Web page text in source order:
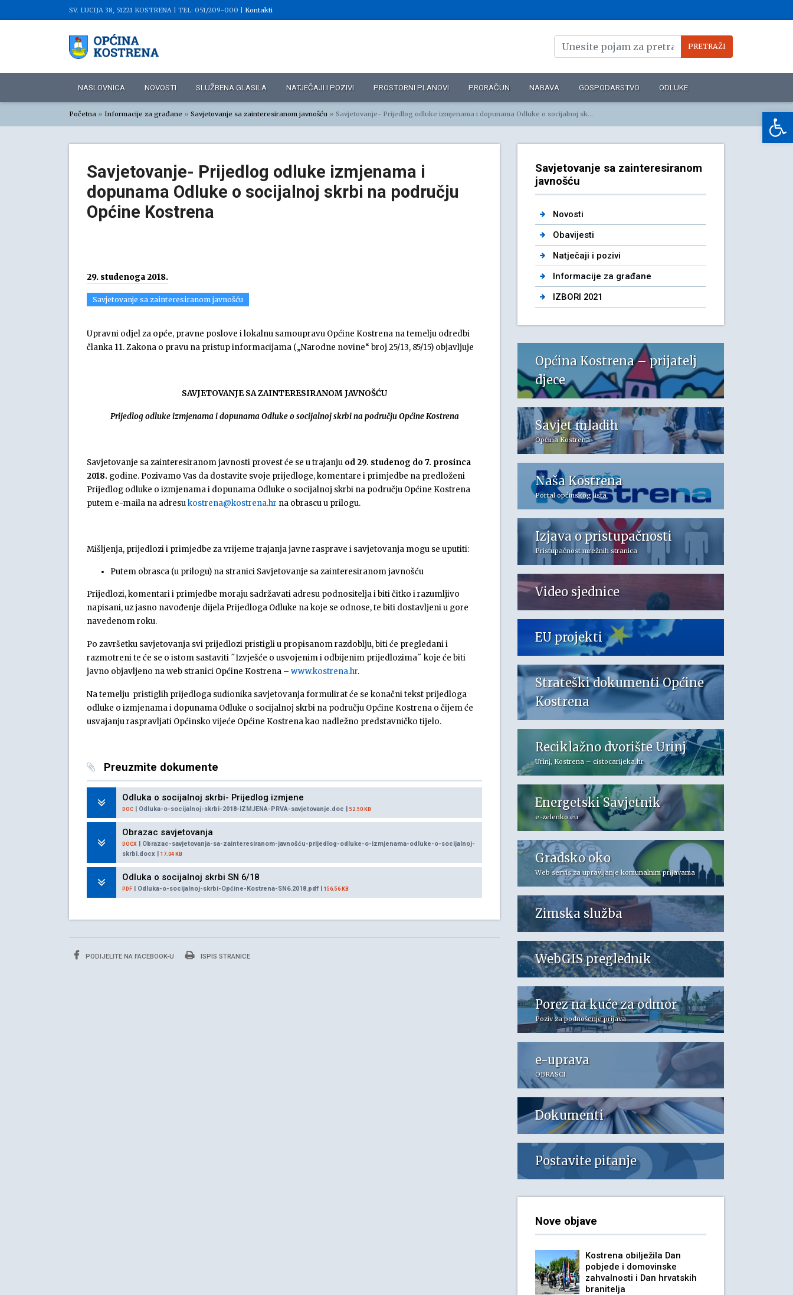
SV. LUCIJA 38, 51221 KOSTRENA | TEL: 051/209-000 | Kontakti
NASLOVNICA NOVOSTI SLUŽBENA GLASILA NATJEČAJI I POZIVI PROSTORNI PLANOVI PRORAČUN NABAVA GOSPODARSTVO ODLUKE
Početna » Informacije za građane » Savjetovanje sa zainteresiranom javnošću » Savjetovanje- Prijedlog odluke izmjenama i dopunama Odluke o socijalnoj skrbi na području Općine Kostrena
Savjetovanje- Prijedlog odluke izmjenama i
dopunama Odluke o socijalnoj skrbi na području
Općine Kostrena
29. studenoga 2018.
Savjetovanje sa zainteresiranom javnošću
Upravni odjel za opće, pravne poslove i lokalnu samoupravu Općine Kostrena na temelju odredbi
članka 11. Zakona o pravu na pristup informacijama („Narodne novine“ broj 25/13, 85/15) objavljuje
SAVJETOVANJE SA ZAINTERESIRANOM JAVNOŠĆU
Prijedlog odluke izmjenama i dopunama Odluke o socijalnoj skrbi na području Općine Kostrena
Savjetovanje sa zainteresiranom javnosti provest će se u trajanju od 29. studenog do 7. prosinca
2018. godine. Pozivamo Vas da dostavite svoje prijedloge, komentare i primjedbe na predloženi
Prijedlog odluke o izmjenama i dopunama Odluke o socijalnoj skrbi na području Općine Kostrena
putem e-maila na adresukostrena@kostrena.hr na obrascu u prilogu.
Mišljenja, prijedlozi i primjedbe za vrijeme trajanja javne rasprave i savjetovanja mogu se uputiti:
Putem obrasca (u prilogu) na stranici Savjetovanje sa zainteresiranom javnošću
Prijedlozi, komentari i primjedbe moraju sadržavati adresu podnositelja i biti čitko i razumljivo
napisani, uz jasno navođenje dijela Prijedloga Odluke na koje se odnose, te biti dostavljeni u gore
navedenom roku.
Po završetku savjetovanja svi prijedlozi pristigli u propisanom razdoblju, biti će pregledani i
razmotreni te će se o istom sastaviti ˝Izvješće o usvojenim i odbijenim prijedlozima˝ koje će biti
javno objavljeno na web stranici Općine Kostrena – www.kostrena.hr.
Na temelju pristiglih prijedloga sudionika savjetovanja formulirat će se konačni tekst prijedloga
odluke o izmjenama i dopunama Odluke o socijalnoj skrbi na području Općine Kostrena o čijem će
usvajanju raspravljati Općinsko vijeće Općine Kostrena kao nadležno predstavničko tijelo.
Preuzmite dokumente
Odluka o socijalnoj skrbi- Prijedlog izmjene
DOC | Odluka-o-socijalnoj-skrbi-2018-IZMJENA-PRVA-savjetovanje.doc | 52.50 KB
Obrazac savjetovanja
DOCX | Obrazac-savjetovanja-sa-zainteresiranom-javnošću-prijedlog-odluke-o-izmjenama-odluke-o-socijalnoj-
skrbi.docx | 17.04 KB
Odluka o socijalnoj skrbi SN 6/18
PDF | Odluka-o-socijalnoj-skrbi-Općine-Kostrena-SN6.2018.pdf | 156.56 KB
PODIJELITE NA FACEBOOK-U ISPIS STRANICE
Savjetovanje sa zainteresiranom
javnošću
Novosti
Obavijesti
Natječaji i pozivi
Informacije za građane
IZBORI 2021
Općina Kostrena – prijatelj
djece
Savjet mladih
Općina Kostrena
Naša Kostrena
Portal općinskog lista
Izjava o pristupačnosti
Pristupačnost mrežnih stranica
Video sjednice
EU projekti
Strateški dokumenti Općine
Kostrena
Reciklažno dvorište Urinj
Urinj, Kostrena – cistocarijeka.hr
Energetski Savjetnik
e-zelenko.eu
Gradsko oko
Web servis za upravljanje komunalnim prijavama
Zimska služba
WebGIS preglednik
Porez na kuće za odmor
Poziv za podnošenje prijava
e-uprava
OBRASCI
Dokumenti
Postavite pitanje
Nove objave
Kostrena obilježila Dan
pobjede i domovinske
zahvalnosti i Dan hrvatskih
branitelja